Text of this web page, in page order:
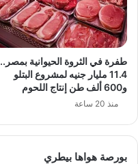
طفرة في الثروة الحيوانية بمصر..
11.4 مليار جنيه لمشروع البتلو
و600 ألف طن إنتاج اللحوم
منذ 20 ساعة
بورصة هواها بيطري